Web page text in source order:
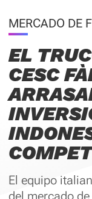
MERCADO DE
EL
CESC
El equipo
del mercado